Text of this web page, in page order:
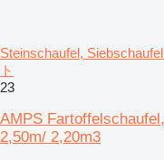
Steinschaufel,
ト
23
AMPS
2,50m/ 2,20m3